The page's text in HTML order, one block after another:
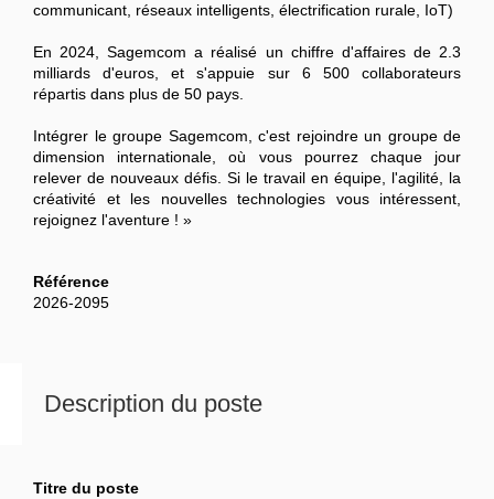
Description du poste
Titre du poste
communicant, réseaux intelligents, électrification rurale, IoT)
En 2024, Sagemcom a réalisé un chiffre d'affaires de 2.3
milliards d'euros, et s'appuie sur 6 500 collaborateurs
répartis dans plus de 50 pays.
Intégrer le groupe Sagemcom, c'est rejoindre un groupe de
dimension internationale, où vous pourrez chaque jour
relever de nouveaux défis. Si le travail en équipe, l'agilité, la
créativité et les nouvelles technologies vous intéressent,
rejoignez l'aventure ! »
Référence
2026-2095